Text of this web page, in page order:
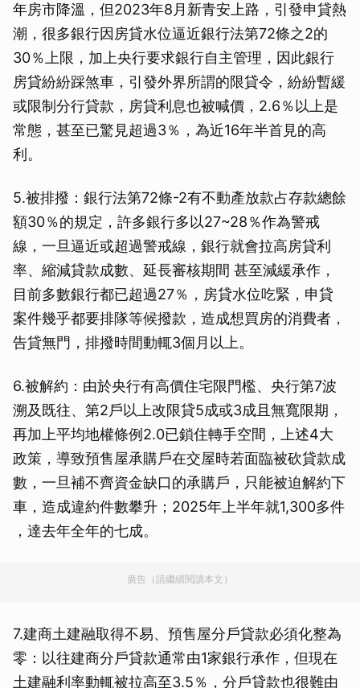
年房市降溫，但2023年8月新青安上路，引發申貸熱
潮，很多銀行因房貸水位逼近銀行法第72條之2的
30％上限，加上央行要求銀行自主管理，因此銀行
房貸紛紛踩煞車，引發外界所謂的限貸令，紛紛暫緩
或限制分行貸款，房貸利息也被喊價，2.6％以上是
常態，甚至已驚見超過3％，為近16年半首見的高
利。
5.被排撥：銀行法第72條-2有不動產放款占存款總餘
額30％的規定，許多銀行多以27~28％作為警戒
線，一旦逼近或超過警戒線，銀行就會拉高房貸利
率、縮減貸款成數、延長審核期間 甚至減緩承作，
目前多數銀行都已超過27％，房貸水位吃緊，申貸
案件幾乎都要排隊等候撥款，造成想買房的消費者，
告貸無門，排撥時間動輒3個月以上。
6.被解約：由於央行有高價住宅限門檻、央行第7波
溯及既往、第2戶以上改限貸5成或3成且無寬限期，
再加上平均地權條例2.0已鎖住轉手空間，上述4大
政策，導致預售屋承購戶在交屋時若面臨被砍貸款成
數，一旦補不齊資金缺口的承購戶，只能被迫解約下
車，造成違約件數攀升；2025年上半年就1,300多件
，達去年全年的七成。
廣告（請繼續閱讀本文）
7.建商土建融取得不易、預售屋分戶貸款必須化整為
零：以往建商分戶貸款通常由1家銀行承作，但現在
土建融利率動輒被拉高至3.5％，分戶貸款也很難由